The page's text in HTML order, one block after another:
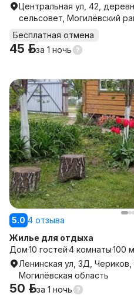
Центральная ул, 42,
сельсовет, Могилёвский
Бесплатная отмена
45 р.за 1 ночь
5.0 4 отзыва
Жилье для отдыха
Дом10 гостей4 комнаты100
Ленинская ул, 3Д, Чериков,
Могилёвская область
50 р.за 1 ночь